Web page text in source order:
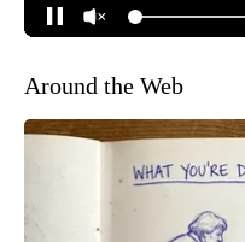
Around the Web